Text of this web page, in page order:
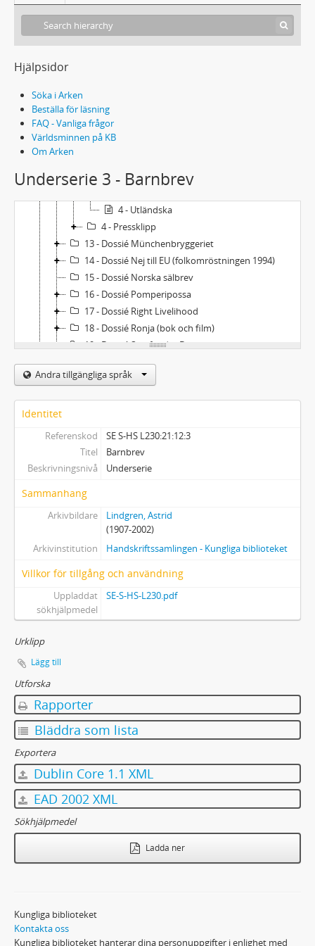
Hjälpsidor
Söka i Arken
Beställa för läsning
FAQ - Vanliga frågor
Världsminnen på KB
Om Arken
Underserie 3 - Barnbrev
6 - Dossié Djur och miljö
7 - Dossié Fred
12 - Dossié Lejonhjärta (bok och film)
1 - Brev till Astrid Lindgren
2 - Brev från Astrid Lindgren
1 - Sverige
4 - Utländska
4 - Pressklipp
13 - Dossié Münchenbryggeriet
14 - Dossié Nej till EU (folkomröstningen 1994)
15 - Dossié Norska sälbrev
16 - Dossié Pomperipossa
17 - Dossié Right Livelihood
18 - Dossié Ronja (bok och film)
19 - Dossié Samfundet De nio
20 - Dossié Sincari
21 - Dossié Smalspåret
24 - Dossié USA-resa 1982
22 - Astrid Lindgrens privata bibliotek - Furusundssamlingen
Andra tillgängliga språk
Identitet
Referenskod
SE S-HS L230:21:12:3
Titel
Barnbrev
Beskrivningsnivå
Underserie
Sammanhang
Arkivbildare
Lindgren, Astrid
(1907-2002)
Arkivinstitution
Handskriftssamlingen - Kungliga biblioteket
Villkor för tillgång och användning
Uppladdat
sökhjälpmedel
SE-S-HS-L230.pdf
Urklipp
Lägg till
Utforska
Rapporter
Bläddra som lista
Exportera
Dublin Core 1.1 XML
EAD 2002 XML
Sökhjälpmedel
Ladda ner
Kungliga biblioteket
Kontakta oss
Kungliga biblioteket hanterar dina personuppgifter i enlighet med